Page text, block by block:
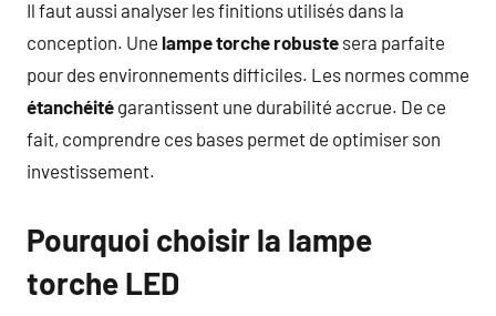
Il faut aussi analyser les finitions utilisés dans la
conception. Une lampe torche robuste sera parfaite
pour des environnements difficiles. Les normes comme
étanchéité garantissent une durabilité accrue. De ce
fait, comprendre ces bases permet de optimiser son
investissement.
Pourquoi choisir la lampe
torche LED